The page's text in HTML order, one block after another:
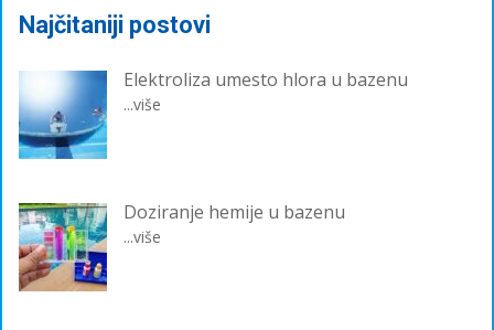
Najčitaniji postovi
Elektroliza umesto hlora u bazenu
...više
Doziranje hemije u bazenu
...više